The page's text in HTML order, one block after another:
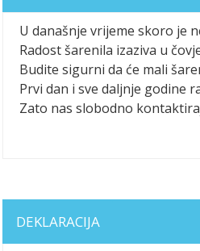
U današnje vrijeme skoro je
Radost šarenila izaziva u
Budite sigurni da će mali
Prvi dan i sve daljnje godine
Zato nas slobodno
DEKLARACIJA